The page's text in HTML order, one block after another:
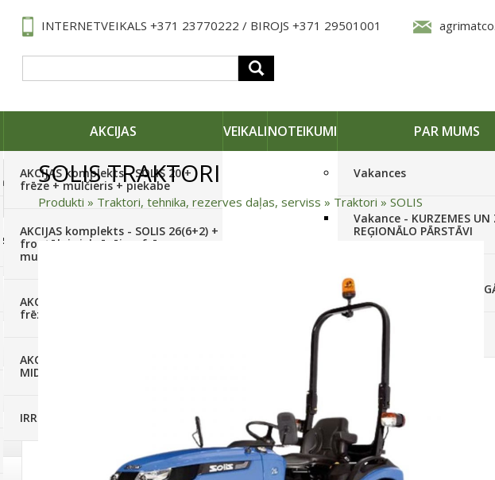
INTERNETVEIKALS +371 23770222 / BIROJS +371 29501001
AKCIJAS
AKCIJAS komplekts - SOLIS 20 +
frēze + mulčieris + piekabe
AKCIJAS komplekts - SOLIS 26(6+2) +
frontālais iekrāvējs + frēze +
mulčieris + piekabe
AKCIJAS komplekts - SOLIS 26 HST +
frēze + mulčieris
AKCIJAS komplekts - SOLIS 26 HST +
MID MOWER + piekabe
IRRITEC Pilienlaistīšanas komplekti
VEIKALINOTEIKUMI PAR MUMS
Vakances
Vakance - KURZEMES UN
REĢIONĀLO PĀRSTĀVI
Vakance - NOLIKTAVAS
STRĀDNIEKU VEIKALĀ
Pieteikties jaunumiem
SOLIS TRAKTORI
Produkti » Traktori, tehnika, rezerves daļas, serviss » Traktori » SOLIS